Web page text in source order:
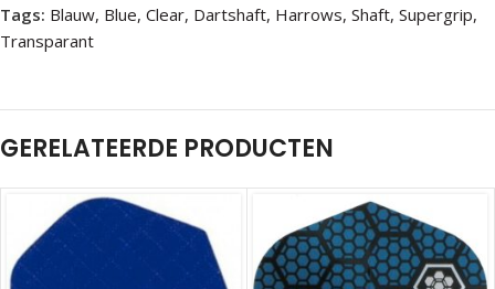
Tags: Blauw, Blue, Clear, Dartshaft, Harrows, Shaft, Supergrip,
Transparant
GERELATEERDE PRODUCTEN